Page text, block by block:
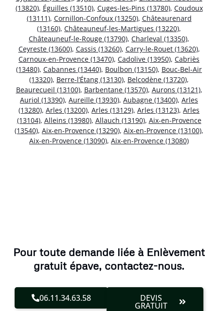
(13820), Éguilles (13510), Cuges-les-Pins (13780), Coudoux
(13111), Cornillon-Confoux (13250), Châteaurenard
(13160), Châteauneuf-les-Martigues (13220),
Châteauneuf-le-Rouge (13790), Charleval (13350),
Ceyreste (13600), Cassis (13260), Carry-le-Rouet (13620),
Carnoux-en-Provence (13470), Cadolive (13950), Cabriès
(13480), Cabannes (13440), Boulbon (13150), Bouc-Bel-Air
(13320), Berre-l’Étang (13130), Belcodène (13720),
Beaurecueil (13100), Barbentane (13570), Aurons (13121),
Auriol (13390), Aureille (13930), Aubagne (13400), Arles
(13280), Arles (13200), Arles (13129), Arles (13123), Arles
(13104), Alleins (13980), Allauch (13190), Aix-en-Provence
(13540), Aix-en-Provence (13290), Aix-en-Provence (13100),
Aix-en-Provence (13090), Aix-en-Provence (13080)
Pour toute demande liée à Enlèvement
gratuit épave, contactez-nous.
06.11.34.63.58 DEVIS
GRATUIT